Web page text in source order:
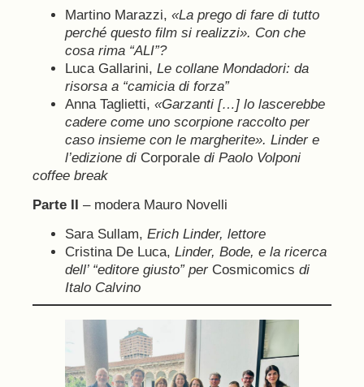
Martino Marazzi, «La prego di fare di tutto
perché questo film si realizzi». Con che
cosa rima “ALI”?
Luca Gallarini, Le collane Mondadori: da
risorsa a “camicia di forza”
Anna Taglietti, «Garzanti […] lo lascerebbe
cadere come uno scorpione raccolto per
caso insieme con le margherite». Linder e
l’edizione di Corporale di Paolo Volponi
coffee break
Parte II – modera Mauro Novelli
Sara Sullam, Erich Linder, lettore
Cristina De Luca, Linder, Bode, e la ricerca
dell’ “editore giusto” perCosmicomics di
Italo Calvino